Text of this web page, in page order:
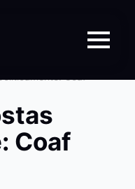
Coaf